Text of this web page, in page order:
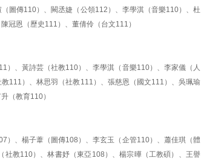
圖傳110）、闕丞婕（公領112）、李學淇（音樂110）、杜
冠恩（歷史111）、董倩伶（台文111）
）、黃詩芸（社教110）、李學淇（音樂110）、李家儀（人
111）、林思羽（社教111）、張慈恩（國文111）、吳珮瑜
（教育110）
）、楊子葦（圖傳108）、李玄玉（企管110）、蕭佳琪（體
教110）、林書妤（東亞108）、楊宗曄（工教碩）、王譽